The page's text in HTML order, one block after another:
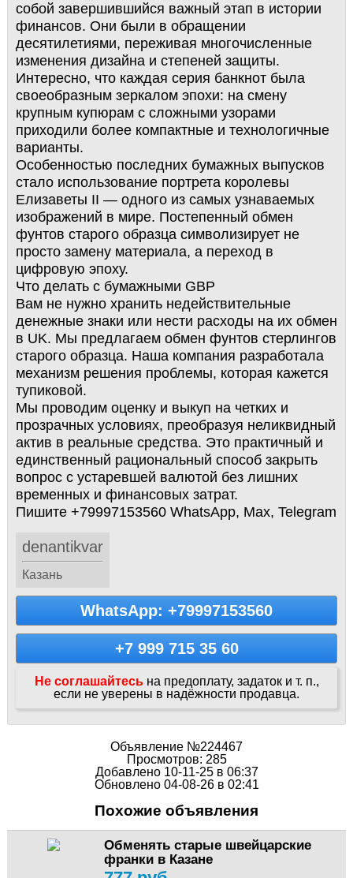
собой завершившийся важный этап в истории
финансов. Они были в обращении
десятилетиями, переживая многочисленные
изменения дизайна и степеней защиты.
Интересно, что каждая серия банкнот была
своеобразным зеркалом эпохи: на смену
крупным купюрам с сложными узорами
приходили более компактные и технологичные
варианты.
Особенностью последних бумажных выпусков
стало использование портрета королевы
Елизаветы II — одного из самых узнаваемых
изображений в мире. Постепенный обмен
фунтов старого образца символизирует не
просто замену материала, а переход в
цифровую эпоху.
Что делать с бумажными GBP
Вам не нужно хранить недействительные
денежные знаки или нести расходы на их обмен
в UK. Мы предлагаем обмен фунтов стерлингов
старого образца. Наша компания разработала
механизм решения проблемы, которая кажется
тупиковой.
Мы проводим оценку и выкуп на четких и
прозрачных условиях, преобразуя неликвидный
актив в реальные средства. Это практичный и
единственный рациональный способ закрыть
вопрос с устаревшей валютой без лишних
временных и финансовых затрат.
Пишите +79997153560 WhatsApp, Max, Telegram
denantikvar
Казань
WhatsApp: +79997153560
+7 999 715 35 60
Не соглашайтесь на предоплату, задаток и т. п.,
если не уверены в надёжности продавца.
Объявление №224467
Просмотров: 285
Добавлено 10-11-25 в 06:37
Обновлено 04-08-26 в 02:41
Похожие объявления
Обменять старые швейцарские
франки в Казане